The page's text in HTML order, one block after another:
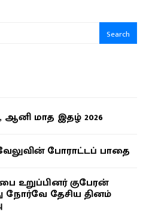
Search
ஆனி மாத இதழ் 2026
போராட்டப் பாதை
உறுப்பினர் குபேரன்
நோர்வே தேசிய தினம்